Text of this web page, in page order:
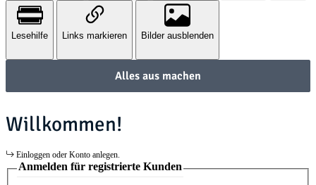
Lesehilfe Links markieren Bilder ausblenden
Alles aus machen
Willkommen!
Einloggen oder Konto anlegen.
Anmelden für registrierte Kunden